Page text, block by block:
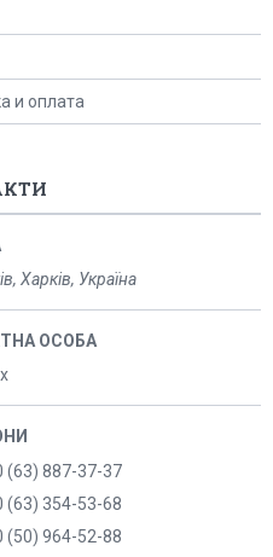
и оплата
Харків, Україна
(63) 887-37-37
(63) 354-53-68
(50) 964-52-88